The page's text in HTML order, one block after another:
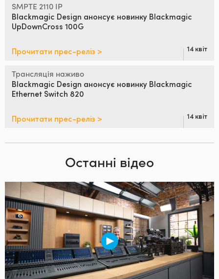
SMPTE 2110 IP
Blackmagic Design анонсує новинку Blackmagic
UpDownCross 100G
Прочитати прес-реліз > 14 квіт
Трансляція наживо
Blackmagic Design анонсує новинку Blackmagic
Ethernet Switch 820
Прочитати прес-реліз > 14 квіт
Останні відео